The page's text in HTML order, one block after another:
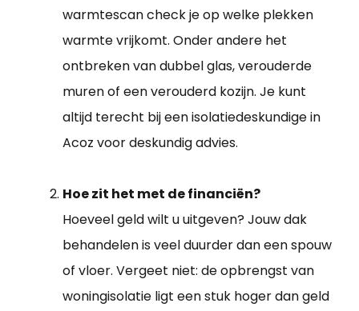
warmtescan check je op welke plekken
warmte vrijkomt. Onder andere het
ontbreken van dubbel glas, verouderde
muren of een verouderd kozijn. Je kunt
altijd terecht bij een isolatiedeskundige in
Acoz voor deskundig advies.
Hoe zit het met de financiën?
Hoeveel geld wilt u uitgeven? Jouw dak
behandelen is veel duurder dan een spouw
of vloer. Vergeet niet: de opbrengst van
woningisolatie ligt een stuk hoger dan geld